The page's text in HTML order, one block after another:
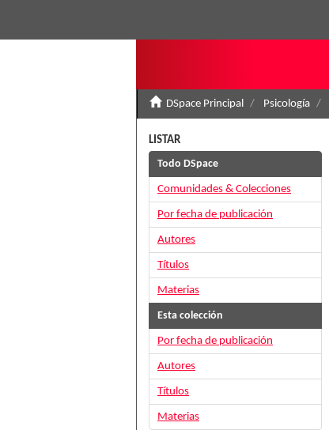
DSpace Principal Psicología
LISTAR
Todo DSpace
Comunidades & Colecciones
Por fecha de publicación
Autores
Títulos
Materias
Esta colección
Por fecha de publicación
Autores
Títulos
Materias